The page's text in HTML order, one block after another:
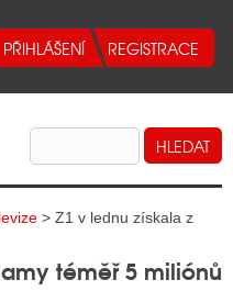
> Z1 v lednu získala z
téměř 5 miliónů